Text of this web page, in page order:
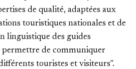
de qualité, adaptées aux
touristiques nationales et de
linguistique des guides
de communiquer
touristes et visiteurs".